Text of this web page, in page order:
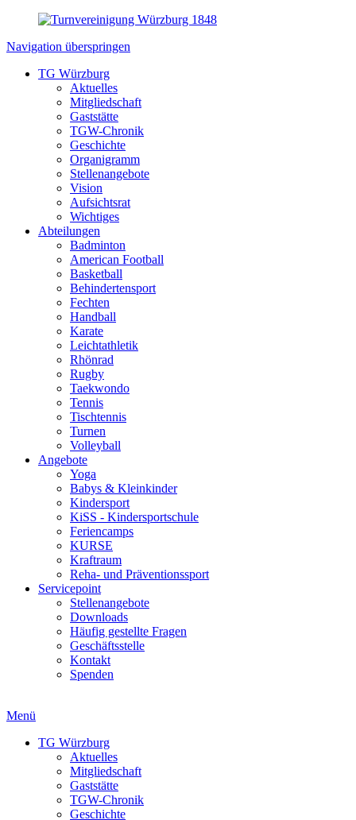
Navigation überspringen
TG Würzburg
Aktuelles
Mitgliedschaft
Gaststätte
TGW-Chronik
Geschichte
Organigramm
Stellenangebote
Vision
Aufsichtsrat
Wichtiges
Abteilungen
Badminton
American Football
Basketball
Behindertensport
Fechten
Handball
Karate
Leichtathletik
Rhönrad
Rugby
Taekwondo
Tennis
Tischtennis
Turnen
Volleyball
Angebote
Yoga
Babys & Kleinkinder
Kindersport
KiSS - Kindersportschule
Feriencamps
KURSE
Kraftraum
Reha- und Präventionssport
Servicepoint
Stellenangebote
Downloads
Häufig gestellte Fragen
Geschäftsstelle
Kontakt
Spenden
Menü
TG Würzburg
Aktuelles
Mitgliedschaft
Gaststätte
TGW-Chronik
Geschichte